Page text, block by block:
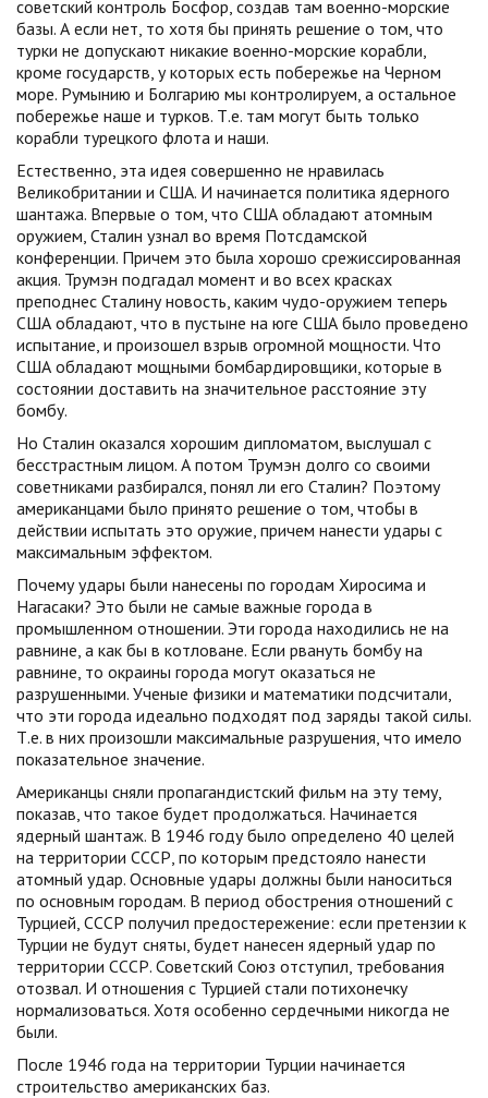
советский контроль Босфор, создав там военно-морские
базы. А если нет, то хотя бы принять решение о том, что
турки не допускают никакие военно-морские корабли,
кроме государств, у которых есть побережье на Черном
море. Румынию и Болгарию мы контролируем, а остальное
побережье наше и турков. Т.е. там могут быть только
корабли турецкого флота и наши.
Естественно, эта идея совершенно не нравилась
Великобритании и США. И начинается политика ядерного
шантажа. Впервые о том, что США обладают атомным
оружием, Сталин узнал во время Потсдамской
конференции. Причем это была хорошо срежиссированная
акция. Трумэн подгадал момент и во всех красках
преподнес Сталину новость, каким чудо-оружием теперь
США обладают, что в пустыне на юге США было проведено
испытание, и произошел взрыв огромной мощности. Что
США обладают мощными бомбардировщики, которые в
состоянии доставить на значительное расстояние эту
бомбу.
Но Сталин оказался хорошим дипломатом, выслушал с
бесстрастным лицом. А потом Трумэн долго со своими
советниками разбирался, понял ли его Сталин? Поэтому
американцами было принято решение о том, чтобы в
действии испытать это оружие, причем нанести удары с
максимальным эффектом.
Почему удары были нанесены по городам Хиросима и
Нагасаки? Это были не самые важные города в
промышленном отношении. Эти города находились не на
равнине, а как бы в котловане. Если рвануть бомбу на
равнине, то окраины города могут оказаться не
разрушенными. Ученые физики и математики подсчитали,
что эти города идеально подходят под заряды такой силы.
Т.е. в них произошли максимальные разрушения, что имело
показательное значение.
Американцы сняли пропагандистский фильм на эту тему,
показав, что такое будет продолжаться. Начинается
ядерный шантаж. В 1946 году было определено 40 целей
на территории СССР, по которым предстояло нанести
атомный удар. Основные удары должны были наноситься
по основным городам. В период обострения отношений с
Турцией, СССР получил предостережение: если претензии к
Турции не будут сняты, будет нанесен ядерный удар по
территории СССР. Советский Союз отступил, требования
отозвал. И отношения с Турцией стали потихонечку
нормализоваться. Хотя особенно сердечными никогда не
были.
После 1946 года на территории Турции начинается
строительство американских баз.